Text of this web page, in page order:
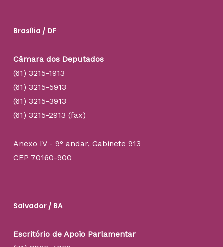
Brasília / DF
Câmara dos Deputados
(61) 3215-1913
(61) 3215-5913
(61) 3215-3913
(61) 3215-2913 (fax)
Anexo IV - 9° andar, Gabinete 913
CEP 70160-900
Salvador / BA
Escritório de Apoio Parlamentar